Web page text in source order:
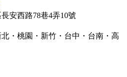
安西路78巷4弄10號
・桃園・新竹・台中・台南・高